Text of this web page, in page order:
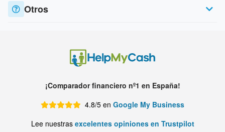
Otros
¡Comparador financiero nº1 en España!
4.8/5 en Google My Business
Lee nuestras excelentes opiniones en Trustpilot